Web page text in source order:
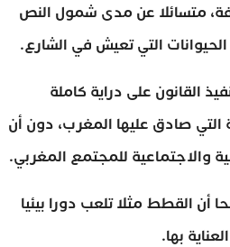
متسائلا عن مدى شمول النص
التي تعيش في الشارع.
القانون على دراية كاملة
التي صادق عليها المغرب، دون أن
والاجتماعية للمجتمع المغربي.
أن القطط مثلا تلعب دورا بيئيا
بها.